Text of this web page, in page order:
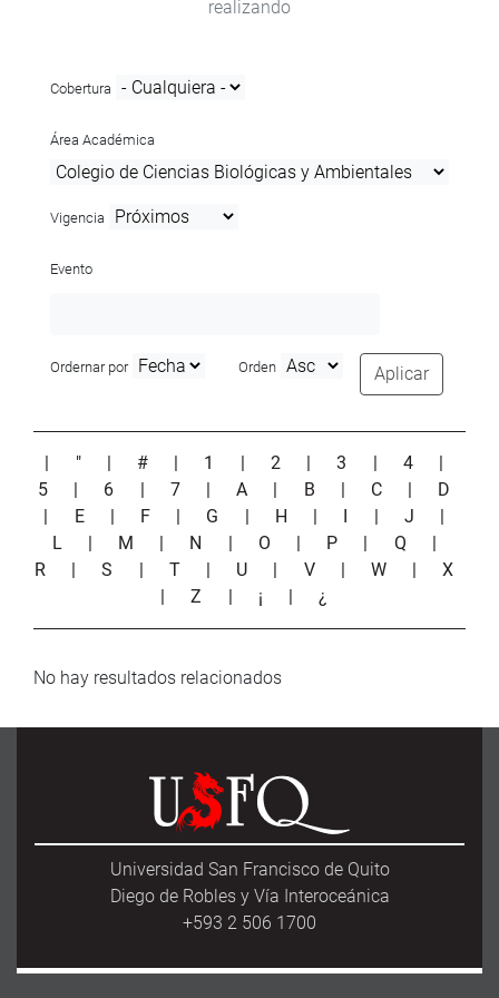
realizando
Cobertura
Área Académica
Vigencia
Evento
Ordernar por Orden Aplicar
| " | # | 1 | 2 |3 | 4
|
5
| 6 | 7 |A | B | C | D
| E | F | G | H | I | J
|
L
| M | N | O | P | Q
|
R
|S | T | U | V |W |X
|Z | ¡ |¿
No hay resultados relacionados
Universidad San Francisco de Quito
Diego de Robles y Vía Interoceánica
+593 2 506 1700